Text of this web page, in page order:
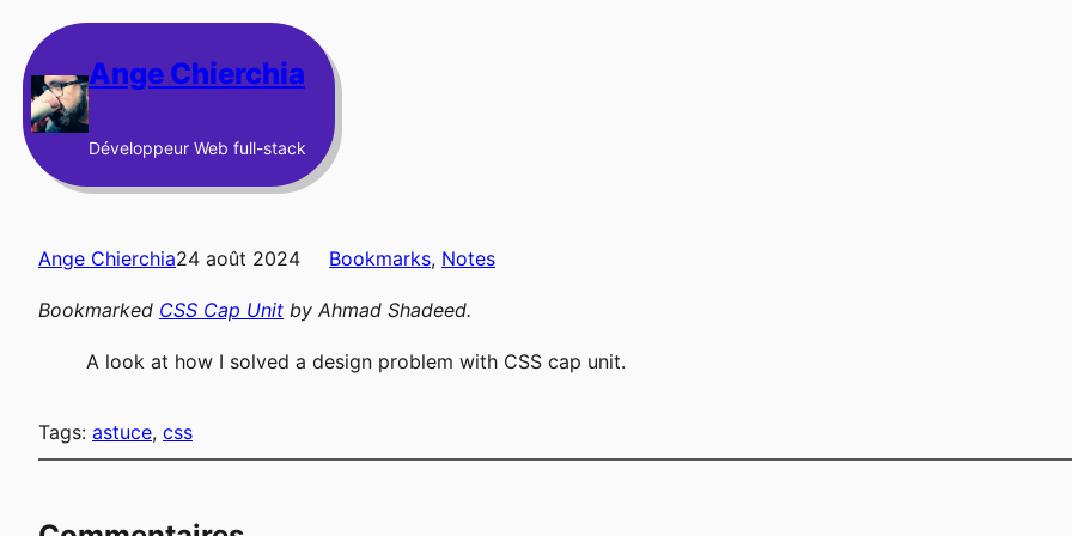
au
contenu Ange Chierchia
Développeur Web full-stack
Ange Chierchia24 août 2024 Bookmarks, Notes
Bookmarked CSS Cap Unit by Ahmad Shadeed.
A look at how I solved a design problem with CSS cap unit.
Tags: astuce, css